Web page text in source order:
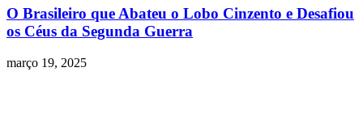
O Brasileiro que Abateu o Lobo Cinzento e Desafiou
os Céus da Segunda Guerra
março 19, 2025